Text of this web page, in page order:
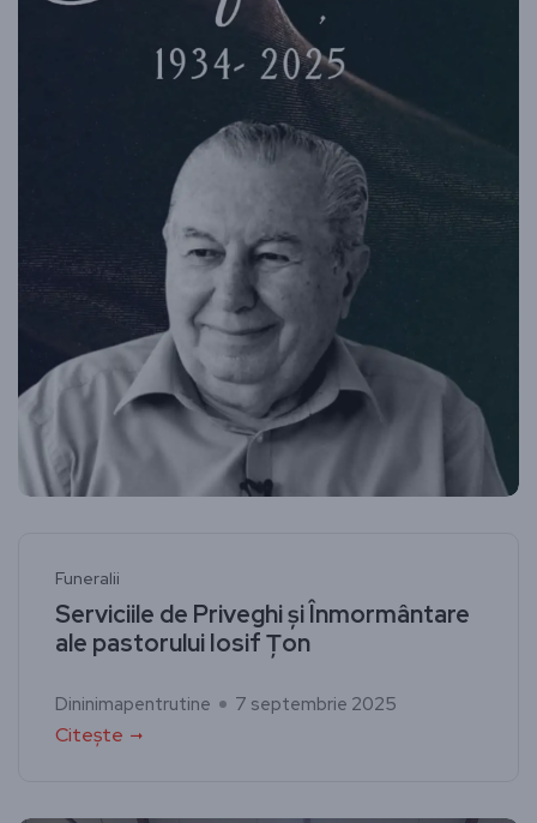
Funeralii
Serviciile de Priveghi și Înmormântare
ale pastorului Iosif Țon
Dininimapentrutine 7 septembrie 2025
Citește